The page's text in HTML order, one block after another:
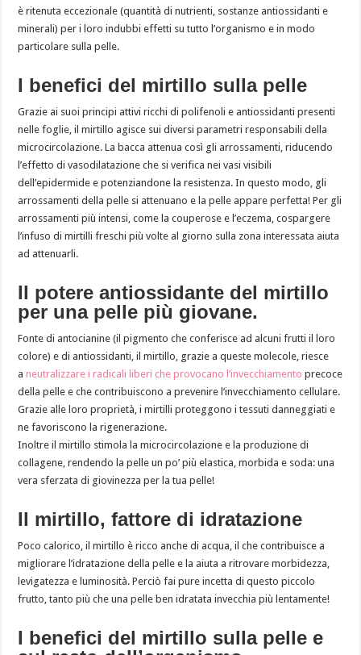
è ritenuta eccezionale (quantità di nutrienti, sostanze antiossidanti e
minerali) per i loro indubbi effetti su tutto l’organismo e in modo
particolare sulla pelle.
I benefici del mirtillo sulla pelle
Grazie ai suoi principi attivi ricchi di polifenoli e antiossidanti presenti
nelle foglie, il mirtillo agisce sui diversi parametri responsabili della
microcircolazione. La bacca attenua così gli arrossamenti, riducendo
l’effetto di vasodilatazione che si verifica nei vasi visibili
dell’epidermide e potenziandone la resistenza. In questo modo, gli
arrossamenti della pelle si attenuano e la pelle appare perfetta! Per gli
arrossamenti più intensi, come la couperose e l’eczema, cospargere
l’infuso di mirtilli freschi più volte al giorno sulla zona interessata aiuta
ad attenuarli.
Il potere antiossidante del mirtillo
per una pelle più giovane.
Fonte di antocianine (il pigmento che conferisce ad alcuni frutti il loro
colore) e di antiossidanti, il mirtillo, grazie a queste molecole, riesce
aneutralizzare i radicali liberi che provocano l’invecchiamento precoce
della pelle e che contribuiscono a prevenire l’invecchiamento cellulare.
Grazie alle loro proprietà, i mirtilli proteggono i tessuti danneggiati e
ne favoriscono la rigenerazione.
Inoltre il mirtillo stimola la microcircolazione e la produzione di
collagene, rendendo la pelle un po’ più elastica, morbida e soda: una
vera sferzata di giovinezza per la tua pelle!
Il mirtillo, fattore di idratazione
Poco calorico, il mirtillo è ricco anche di acqua, il che contribuisce a
migliorare l’idratazione della pelle e la aiuta a ritrovare morbidezza,
levigatezza e luminosità. Perciò fai pure incetta di questo piccolo
frutto, tanto più che una pelle ben idratata invecchia più lentamente!
I benefici del mirtillo sulla pelle e